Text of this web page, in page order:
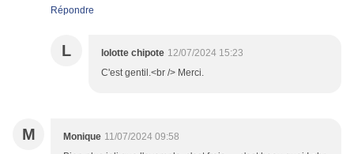
Répondre
L lolotte chipote 12/07/2024 15:23
C'est gentil.<br /> Merci.
M Monique 11/07/2024 09:58